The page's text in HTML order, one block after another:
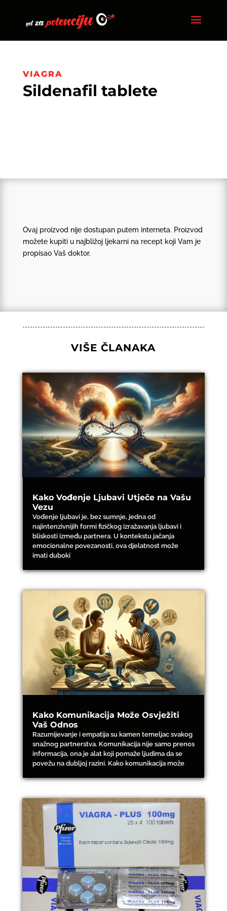
VIAGRA
Sildenafil tablete
Ovaj proizvod nije dostupan putem interneta. Proizvod
možete kupiti u najbližoj ljekarni na recept koji Vam je
propisao Vaš doktor.
VIŠE ČLANAKA
Kako Vođenje Ljubavi Utječe na Vašu
Vezu
Vođenje ljubavi je, bez sumnje, jedna od
najintenzivnijih formi fizičkog izražavanja ljubavi i
bliskosti između partnera. U kontekstu jačanja
emocionalne povezanosti, ova djelatnost može
imati duboki
Kako Komunikacija Može Osvježiti
Vaš Odnos
Razumijevanje i empatija su kamen temeljac svakog
snažnog partnerstva. Komunikacija nije samo prenos
informacija, ona je alat koji pomaže ljudima da se
povežu na dubljoj razini. Kako komunikacija može